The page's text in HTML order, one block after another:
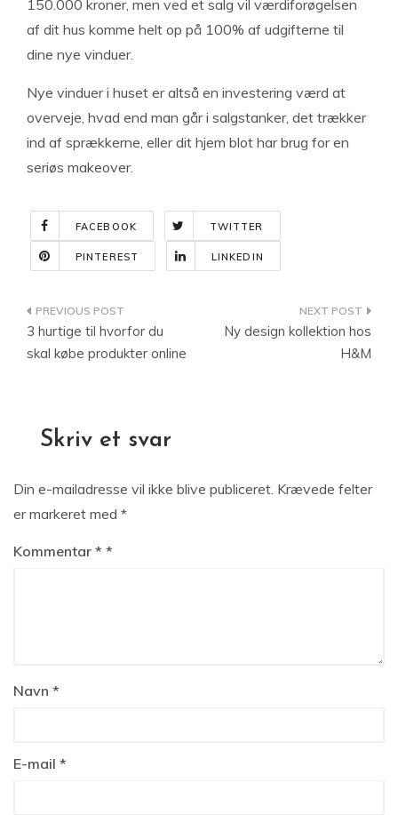
150.000 kroner, men ved et salg vil værdiforøgelsen
af dit hus komme helt op på 100% af udgifterne til
dine nye vinduer.
Nye vinduer i huset er altså en investering værd at
overveje, hvad end man går i salgstanker, det trækker
ind af sprækkerne, eller dit hjem blot har brug for en
seriøs makeover.
FACEBOOK TWITTER
PINTEREST LINKEDIN
Indlægsnavigation
3 hurtige til hvorfor du
skal købe produkter online
Ny design kollektion hos
H&M
Skriv et svar
Din e-mailadresse vil ikke blive publiceret. Krævede felter
er markeret med *
Kommentar *
Navn *
E-mail *